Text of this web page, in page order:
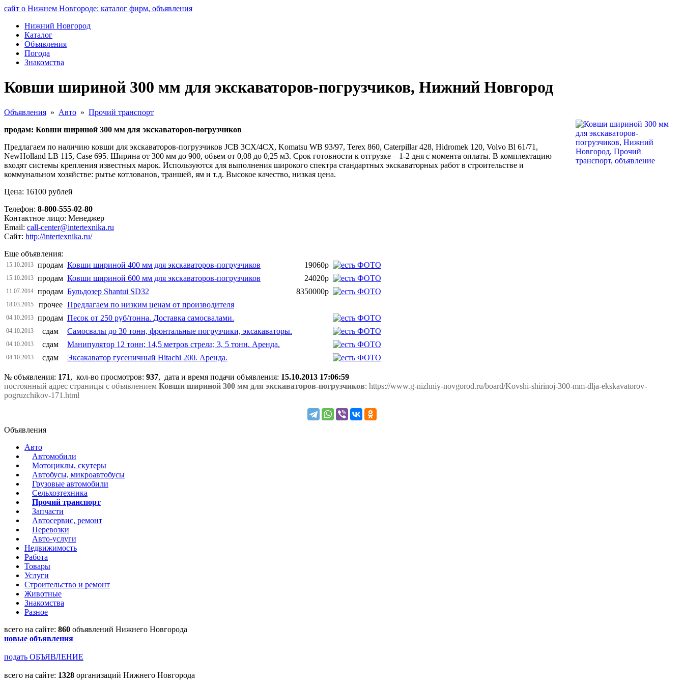
сайт о Нижнем Новгороде: каталог фирм, объявления
Нижний Новгород
Каталог
Объявления
Погода
Знакомства
Ковши шириной 300 мм для экскаваторов-погрузчиков, Нижний Новгород
Объявления » Авто » Прочий транспорт
продам: Ковши шириной 300 мм для экскаваторов-погрузчиков
Предлагаем по наличию ковши для экскаваторов-погрузчиков JCB 3CX/4CX, Komatsu WB 93/97, Terex 860, Caterpillar 428, Hidromek 120, Volvo Bl 61/71,
NewHolland LB 115, Case 695. Ширина от 300 мм до 900, объем от 0,08 до 0,25 м3. Срок готовности к отгрузке – 1-2 дня с момента оплаты. В комплектацию
входят системы крепления известных марок. Используются для выполнения широкого спектра стандартных экскаваторных работ в строительстве и
коммунальном хозяйстве: рытье котлованов, траншей, ям и т.д. Высокое качество, низкая цена.
Цена: 16100 рублей
Телефон: 8-800-555-02-80
Контактное лицо: Менеджер
Email: call-center@intertexnika.ru
Сайт: http://intertexnika.ru/
Еще объявления:
15.10.2013 продам Ковши шириной 400 мм для экскаваторов-погрузчиков 19060р
15.10.2013 продам Ковши шириной 600 мм для экскаваторов-погрузчиков 24020р
11.07.2014 продам Бульдозер Shantui SD32 8350000р
18.03.2015 прочее Предлагаем по низким ценам от производителя
04.10.2013 продам Песок от 250 руб/тонна. Доставка самосвалами.
04.10.2013 сдам Самосвалы до 30 тонн, фронтальные погрузчики, эксакаваторы.
04.10.2013 сдам Манипулятор 12 тонн; 14,5 метров стрела; 3, 5 тонн. Аренда.
04.10.2013 сдам Эксакаватор гусеничный Hitachi 200. Аренда.
№ объявления: 171, кол-во просмотров: 937, дата и время подачи объявления: 15.10.2013 17:06:59
постоянный адрес страницы с объявлением Ковши шириной 300 мм для экскаваторов-погрузчиков: https://www.g-nizhniy-novgorod.ru/board/Kovshi-shirinoj-300-mm-dlja-ekskavatorov-
pogruzchikov-171.html
Объявления
Авто
Автомобили
Мотоциклы, скутеры
Автобусы, микроавтобусы
Грузовые автомобили
Сельхозтехника
Прочий транспорт
Запчасти
Автосервис, ремонт
Перевозки
Авто-услуги
Недвижимость
Работа
Товары
Услуги
Строительство и ремонт
Животные
Знакомства
Разное
всего на сайте: 860 объявлений Нижнего Новгорода
новые объявления
подать ОБЪЯВЛЕНИЕ
всего на сайте: 1328 организаций Нижнего Новгорода